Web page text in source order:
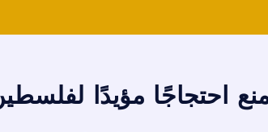
تمنع احتجاجًا مؤيدًا